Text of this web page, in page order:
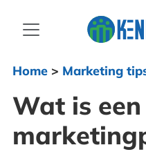
Home> Marketing
Wat is een